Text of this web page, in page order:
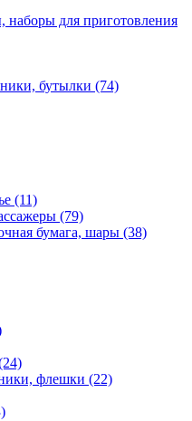
наборы для приготовления
бутылки (74)
(11)
(79)
бумага, шары (38)
флешки (22)